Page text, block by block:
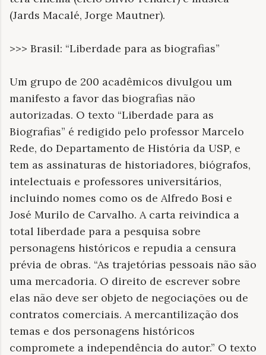
(Jards Macalé, Jorge Mautner).
>>> Brasil: “Liberdade para as biografias”
Um grupo de 200 acadêmicos divulgou um
manifesto a favor das biografias não
autorizadas. O texto “Liberdade para as
Biografias” é redigido pelo professor Marcelo
Rede, do Departamento de História da USP, e
tem as assinaturas de historiadores, biógrafos,
intelectuais e professores universitários,
incluindo nomes como os de Alfredo Bosi e
José Murilo de Carvalho. A carta reivindica a
total liberdade para a pesquisa sobre
personagens históricos e repudia a censura
prévia de obras. “As trajetórias pessoais não são
uma mercadoria. O direito de escrever sobre
elas não deve ser objeto de negociações ou de
contratos comerciais. A mercantilização dos
temas e dos personagens históricos
compromete a independência do autor.” O texto